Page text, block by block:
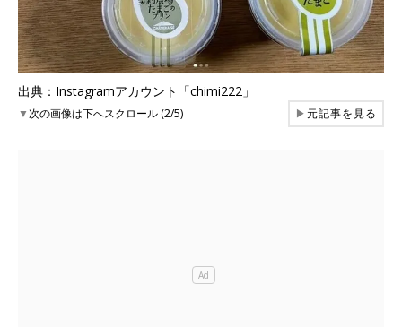
出典：Instagramアカウント「chimi222」
▼次の画像は下へスクロール (2/5) ▶元記事を見る